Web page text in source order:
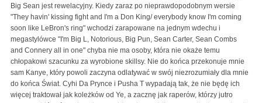
Big Sean jest rewelacyjny. Kiedy zaraz po nieprawdopodobnym wersie
"They havin' kissing fight and I'm a Don King/ everybody know I'm coming
soon like LeBron's ring" wchodzi zarapowane na jednym wdechu i
megastylówce "I'm Big L, Notorious, Big Pun, Sean Carter, Sean Combs
and Connery all in one" chyba nie ma osoby, która nie okaże temu
chłopakowi szacunku za wyrobione skillsy. Nie do końca przekonuje mnie
sam Kanye, który powoli zaczyna odlatywać w swój niezrozumiały dla mnie
do końca Świat. Cyhi Da Prynce i Pusha T wypadają tak, że nie będę ich
więcej traktował jak koleżków od Ye, a zacznę jak raperów, którzy jutro